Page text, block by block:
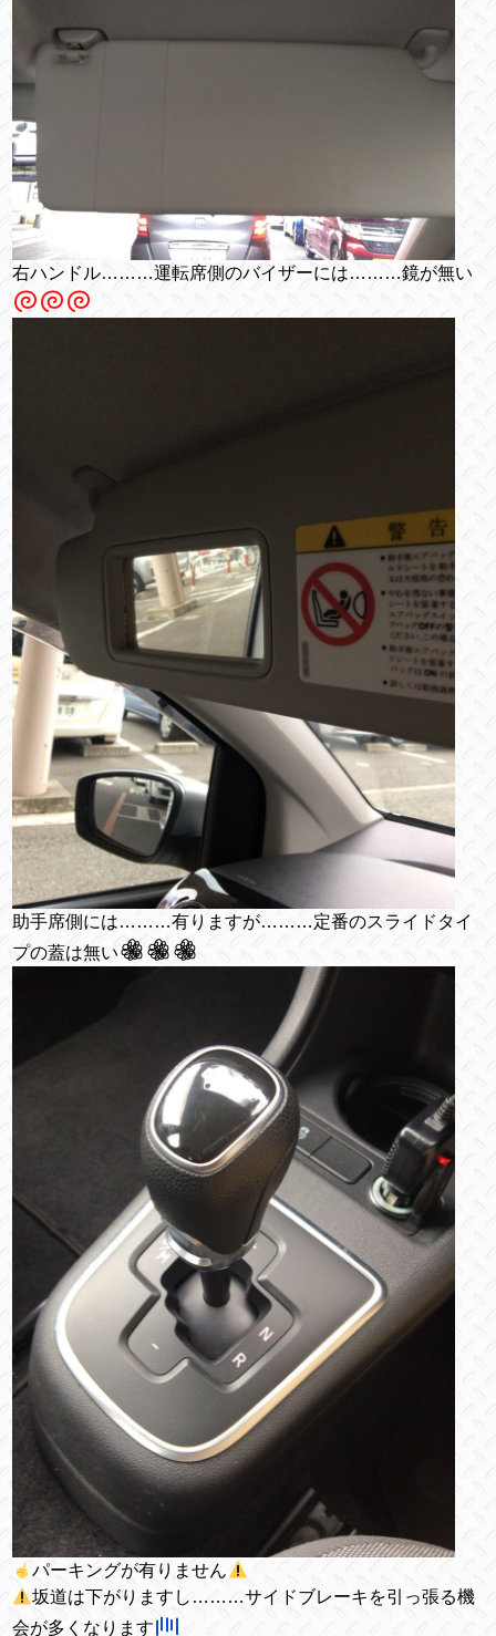
右ハンドル………運転席側のバイザーには………鏡が無い
助手席側には………有りますが………定番のスライドタイ
プの蓋は無い
パーキングが有りません
坂道は下がりますし………サイドブレーキを引っ張る機
会が多くなります